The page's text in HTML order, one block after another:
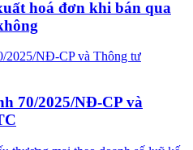
hoá đơn khi bán qua
70/2025/NĐ-CP và